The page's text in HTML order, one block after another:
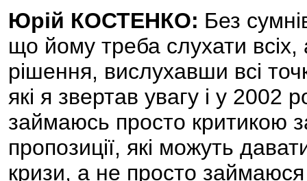
Юрій КОСТЕНКО: Без
що йому треба слухати
рішення, вислухавши всі
які я звертав увагу і у 2002
займаюсь просто критикою
пропозиції, які можуть
кризи, а не просто